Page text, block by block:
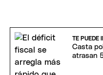
TE PUEDE
Casta
atrasan